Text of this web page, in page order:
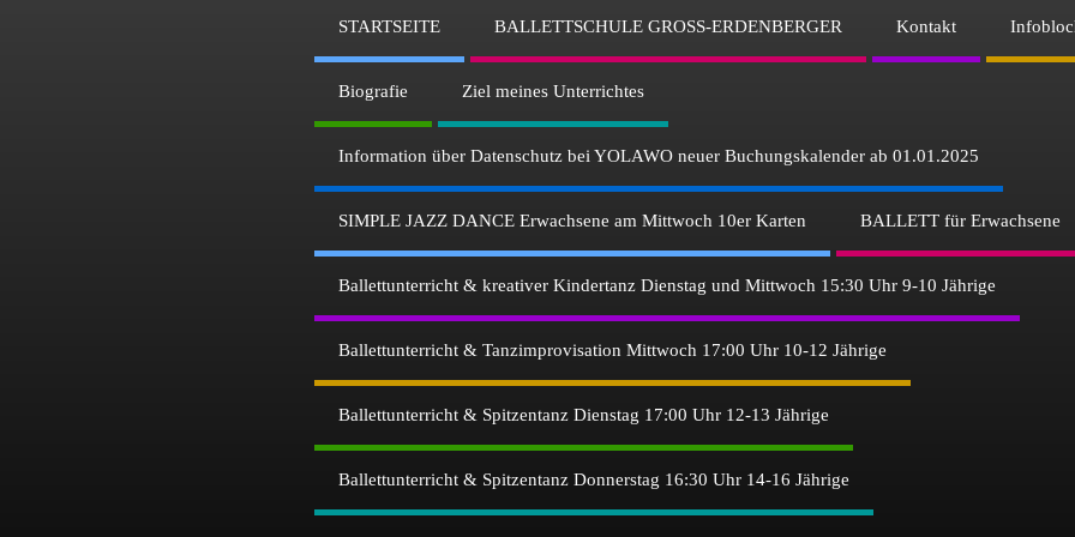
STARTSEITE BALLETTSCHULE GROSS-ERDENBERGER Kontakt
Biografie Ziel meines Unterrichtes
Information über Datenschutz bei YOLAWO neuer Buchungskalender ab 01.01.2025
SIMPLE JAZZ DANCE Erwachsene am Mittwoch 10er Karten BALLETT für Erwachsene
Ballettunterricht & kreativer Kindertanz Dienstag und Mittwoch 15:30 Uhr 9-10 Jährige
Ballettunterricht & Tanzimprovisation Mittwoch 17:00 Uhr 10-12 Jährige
Ballettunterricht & Spitzentanz Dienstag 17:00 Uhr 12-13 Jährige
Ballettunterricht & Spitzentanz Donnerstag 16:30 Uhr 14-16 Jährige